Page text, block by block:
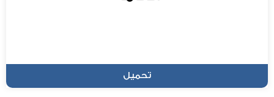
تحميل